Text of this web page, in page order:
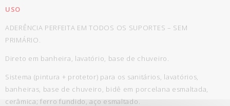
USO
ADERÊNCIA PERFEITA EM TODOS OS SUPORTES – SEM
PRIMÁRIO.
Direto em banheira, lavatório, base de chuveiro.
Sistema (pintura + protetor) para os sanitários, lavatórios,
banheiras, base de chuveiro, bidê em porcelana esmaltada,
cerâmica; ferro fundido, aço esmaltado.